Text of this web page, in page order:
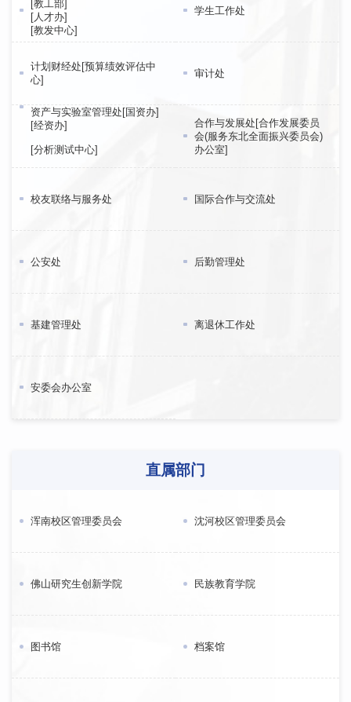
[教工部]
[人才办]
[教发中心]
学生工作处
计划财经处[预算绩效评估中
心]
审计处
资产与实验室管理处[国资办]
[经资办]
[分析测试中心]
合作与发展处[合作发展委员
会(服务东北全面振兴委员会)
办公室]
校友联络与服务处 国际合作与交流处
公安处 后勤管理处
基建管理处 离退休工作处
安委会办公室
直属部门
浑南校区管理委员会 沈河校区管理委员会
佛山研究生创新学院 民族教育学院
图书馆 档案馆